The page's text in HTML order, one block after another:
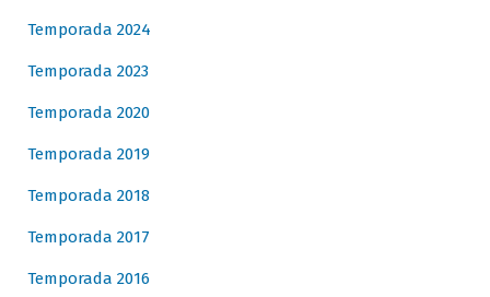
Temporada 2024
Temporada 2023
Temporada 2020
Temporada 2019
Temporada 2018
Temporada 2017
Temporada 2016